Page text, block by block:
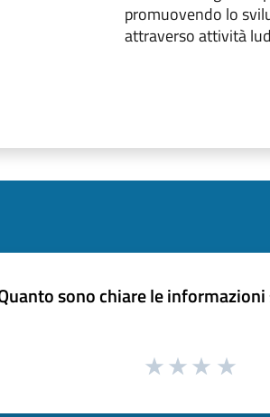
promuovendo lo
attraverso attività
sono chiare le